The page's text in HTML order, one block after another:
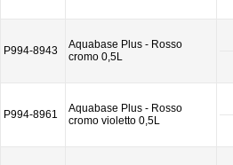
P994-8943
Aquabase Plus - Rosso
cromo 0,5L
P994-8961
Aquabase Plus - Rosso
cromo violetto 0,5L